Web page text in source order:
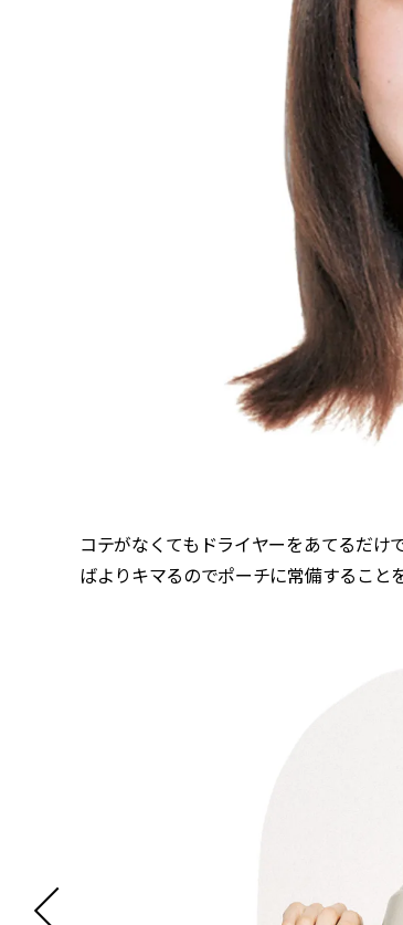
コテがなくてもドライヤーをあてるだけ
ばよりキマるのでポーチに常備すること